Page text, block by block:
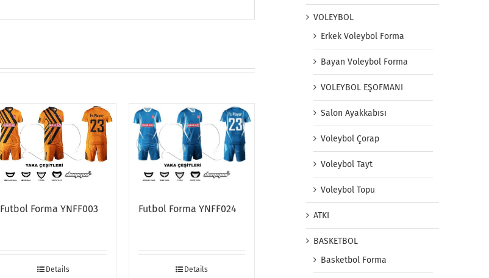
Futbol Forma YNFF003
Details
Futbol Forma YNFF024
Details
VOLEYBOL
Erkek Voleybol Forma
Bayan Voleybol Forma
VOLEYBOL EŞOFMANI
Salon Ayakkabısı
Voleybol Çorap
Voleybol Tayt
Voleybol Topu
ATKI
BASKETBOL
Basketbol Forma